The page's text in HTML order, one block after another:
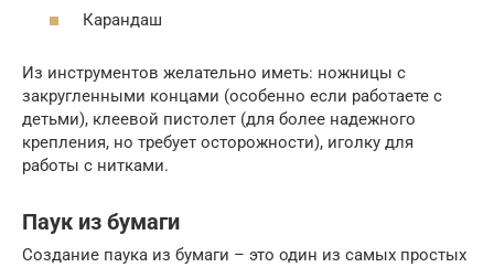
Карандаш
Из инструментов желательно иметь: ножницы с
закругленными концами (особенно если работаете с
детьми), клеевой пистолет (для более надежного
крепления, но требует осторожности), иголку для
работы с нитками.
Паук из бумаги
Создание паука из бумаги – это один из самых простых